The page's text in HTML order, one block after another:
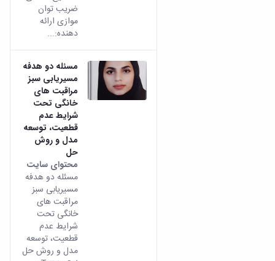
ضریب توان
موازی ارائه
دهنده:...
مسئله دو هدفه
مسیریابی سبز
مراقبت های
خانگی تحت
شرایط عدم
قطعیت، توسعه
مدل و روش
حل
محتوای سایت
مسئله دو هدفه
مسیریابی سبز
مراقبت های
خانگی تحت
شرایط عدم
قطعیت، توسعه
مدل و روش حل